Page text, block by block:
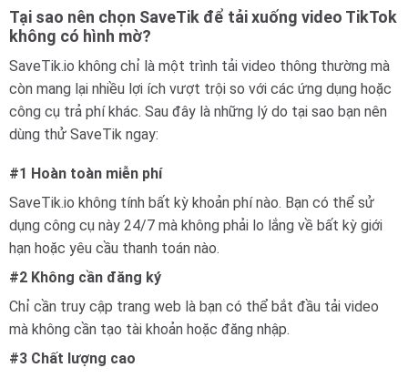
Tại sao nên chọn SaveTik để tải xuống video TikTok
không có hình mờ?
SaveTik.io không chỉ là một trình tải video thông thường mà
còn mang lại nhiều lợi ích vượt trội so với các ứng dụng hoặc
công cụ trả phí khác. Sau đây là những lý do tại sao bạn nên
dùng thử SaveTik ngay:
#1 Hoàn toàn miễn phí
SaveTik.io không tính bất kỳ khoản phí nào. Bạn có thể sử
dụng công cụ này 24/7 mà không phải lo lắng về bất kỳ giới
hạn hoặc yêu cầu thanh toán nào.
#2 Không cần đăng ký
Chỉ cần truy cập trang web là bạn có thể bắt đầu tải video
mà không cần tạo tài khoản hoặc đăng nhập.
#3 Chất lượng cao